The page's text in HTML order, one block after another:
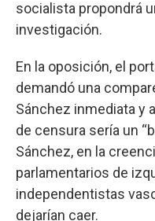
socialista propondrá
investigación.
En la oposición, el
demandó una
Sánchez inmediata y
de censura sería un
Sánchez, en la
parlamentarios de
independentistas
dejarían caer.